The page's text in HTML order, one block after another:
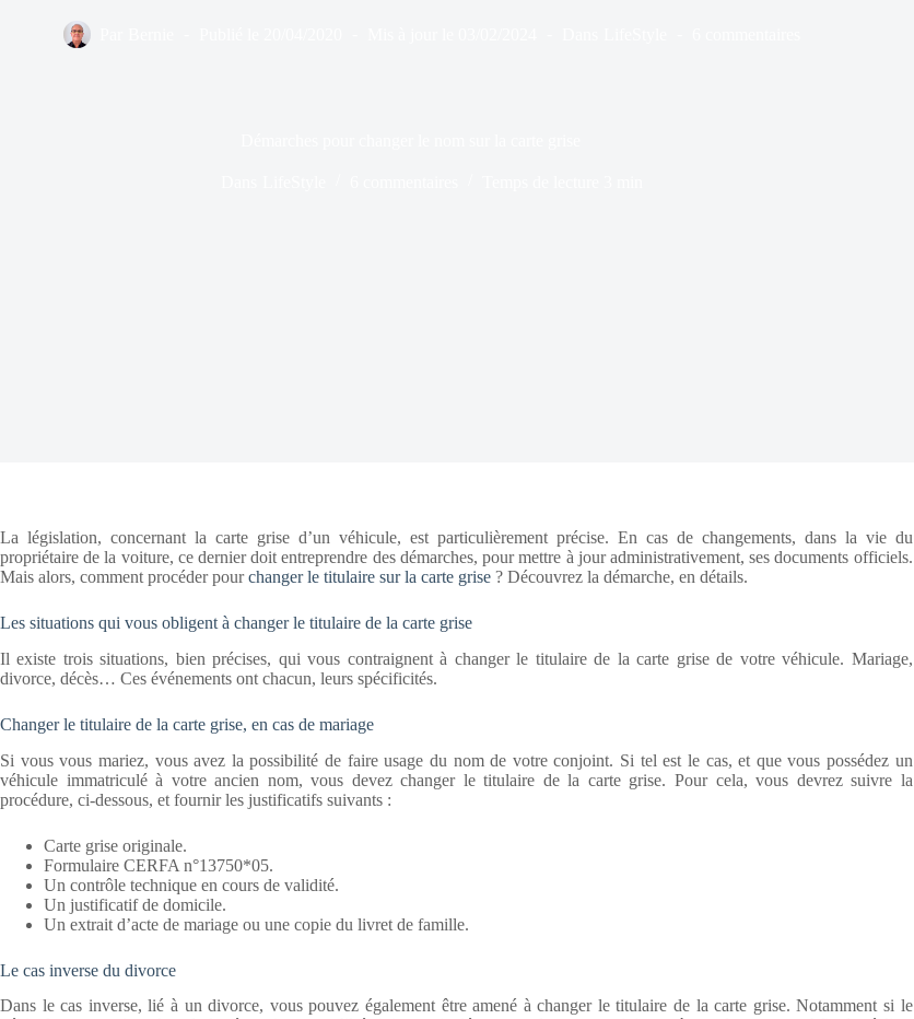
La législation, concernant la carte grise d’un véhicule, est particulièrement précise. En cas de changements, dans la vie du
propriétaire de la voiture, ce dernier doit entreprendre des démarches, pour mettre à jour administrativement, ses documents officiels.
Mais alors, comment procéder pourchanger le titulaire sur la carte grise ? Découvrez la démarche, en détails.
Les situations qui vous obligent à changer le titulaire de la carte grise
Il existe trois situations, bien précises, qui vous contraignent à changer le titulaire de la carte grise de votre véhicule. Mariage,
divorce, décès… Ces événements ont chacun, leurs spécificités.
Changer le titulaire de la carte grise, en cas de mariage
Si vous vous mariez, vous avez la possibilité de faire usage du nom de votre conjoint. Si tel est le cas, et que vous possédez un
véhicule immatriculé à votre ancien nom, vous devez changer le titulaire de la carte grise. Pour cela, vous devrez suivre la
procédure, ci-dessous, et fournir les justificatifs suivants :
Carte grise originale.
Formulaire CERFA n°13750*05.
Un contrôle technique en cours de validité.
Un justificatif de domicile.
Un extrait d’acte de mariage ou une copie du livret de famille.
Le cas inverse du divorce
Dans le cas inverse, lié à un divorce, vous pouvez également être amené à changer le titulaire de la carte grise. Notamment si le